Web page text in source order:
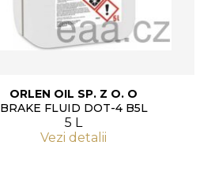
ORLEN OIL SP. Z O. O
BRAKE FLUID DOT-4 B5L
5 L
Vezi detalii